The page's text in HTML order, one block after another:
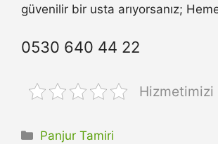
güvenilir bir usta arıyorsanız;
0530 640 44 22
Hizmetimizi
Kategoriler
Panjur Tamiri